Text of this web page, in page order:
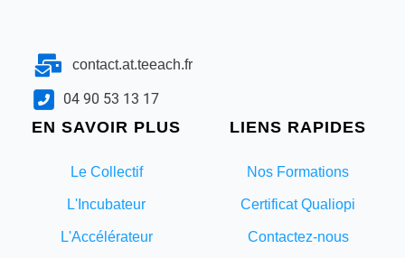
EN SAVOIR PLUS
Le Collectif
L'Incubateur
L'Accélérateur
LIENS RAPIDES
Nos Formations
Certificat Qualiopi
Contactez-nous
contact.at.teeach.fr
04 90 53 13 17